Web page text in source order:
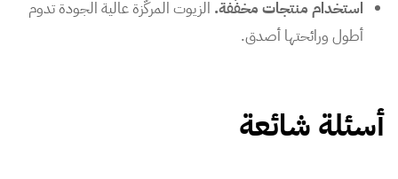
استخدام منتجات مخفّفة. الزيوت المركّزة عالية الجودة تدوم
أطول ورائحتها أصدق.
أسئلة شائعة